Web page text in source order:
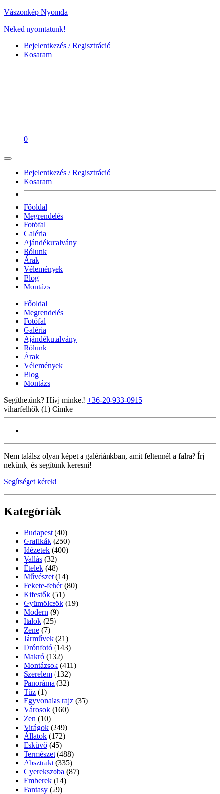
Vászonkép Nyomda
Neked nyomtatunk!
Bejelentkezés / Regisztráció
Kosaram
0
Bejelentkezés / Regisztráció
Kosaram
Főoldal
Megrendelés
Fotófal
Galéria
Ajándékutalvány
Rólunk
Árak
Vélemények
Blog
Montázs
Főoldal
Megrendelés
Fotófal
Galéria
Ajándékutalvány
Rólunk
Árak
Vélemények
Blog
Montázs
Segíthetünk? Hívj minket! +36-20-933-0915
viharfelhők (1) Címke
Nem találsz olyan képet a galériánkban, amit feltennél a falra? Írj
nekünk, és segítünk keresni!
Segítséget kérek!
Kategóriák
Budapest (40)
Grafikák (250)
Idézetek (400)
Vallás (32)
Ételek (48)
Művészet (14)
Fekete-fehér (80)
Kifestők (51)
Gyümölcsök (19)
Modern (9)
Italok (25)
Zene (7)
Járművek (21)
Drónfotó (143)
Makró (132)
Montázsok (411)
Szerelem (132)
Panoráma (32)
Tűz (1)
Egyvonalas rajz (35)
Városok (160)
Zen (10)
Virágok (249)
Állatok (172)
Esküvő (45)
Természet (488)
Absztrakt (335)
Gyerekszoba (87)
Emberek (14)
Fantasy (29)